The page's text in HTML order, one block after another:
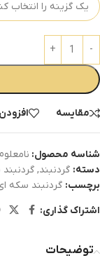
مقایسه
شناسه محصول:
دسته: گردنبند,
برچسب: گردنبند سکه
اشتراک گذاری:
توضیحات